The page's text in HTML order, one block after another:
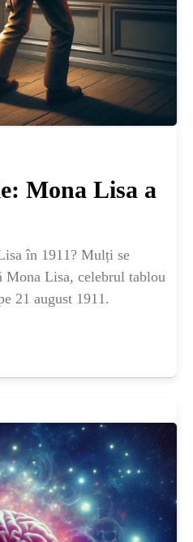
Mona Lisa a
în 1911? Mulți se
Mona Lisa, celebrul tablou
21 august 1911.